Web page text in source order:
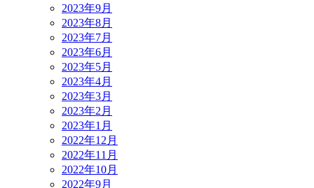
2023年9月
2023年8月
2023年7月
2023年6月
2023年5月
2023年4月
2023年3月
2023年2月
2023年1月
2022年12月
2022年11月
2022年10月
2022年9月